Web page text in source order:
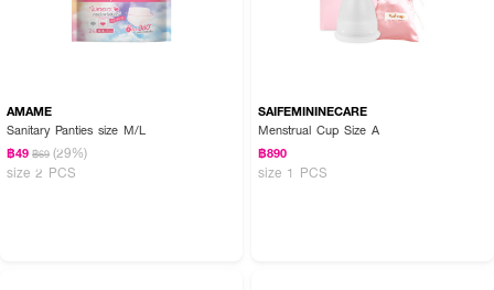
AMAME
Sanitary Panties size M/L
฿49 ฿69 (29%)
size 2 PCS
SAIFEMININECARE
Menstrual Cup Size A
฿890
size 1 PCS